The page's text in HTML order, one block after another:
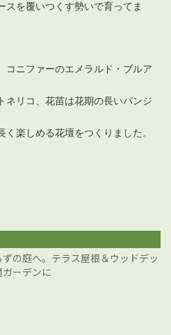
スを覆いつくす勢いで育ってま
コニファーのエメラルド・ブルア
ネリコ、花苗は花期の長いパンジ
楽しめる花壇をつくりました。
ずの庭へ。テラス屋根＆ウッドデッ
ガーデンに